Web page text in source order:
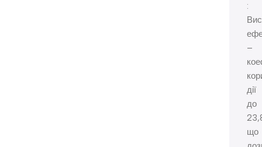
:
–
дії
до
що